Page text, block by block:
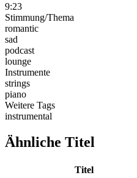
9:23
Stimmung/Thema
romantic
sad
podcast
lounge
Instrumente
strings
piano
Weitere Tags
instrumental
Ähnliche Titel
Titel